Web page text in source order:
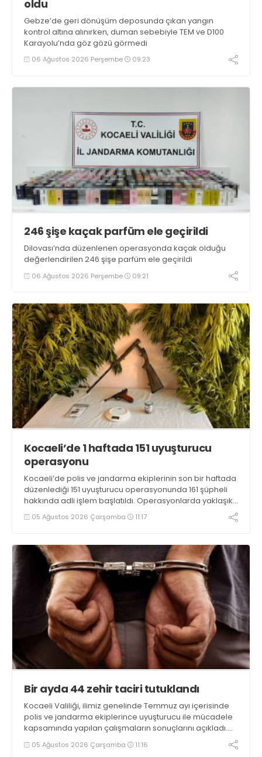
oldu
Gebze’de geri dönüşüm deposunda çıkan yangın
kontrol altına alınırken, duman sebebiyle TEM ve D100
Karayolu’nda göz gözü görmedi
06 Ağustos 2026 Perşembe 09:23
246 şişe kaçak parfüm ele geçirildi
Dilovası’nda düzenlenen operasyonda kaçak olduğu
değerlendirilen 246 şişe parfüm ele geçirildi
06 Ağustos 2026 Perşembe 09:21
Kocaeli’de 1 haftada 151 uyuşturucu
operasyonu
Kocaeli’de polis ve jandarma ekiplerinin son bir haftada
düzenlediği 151 uyuşturucu operasyonunda 161 şüpheli
hakkında adli işlem başlatıldı. Operasyonlarda yaklaşık
2 kilogram uyuşturucu madde ile 121 kök kenevir bitkisi
ele geçirilirken, 9 şüpheli tutuklandı
05 Ağustos 2026 Çarşamba 11:17
Bir ayda 44 zehir taciri tutuklandı
Kocaeli Valiliği, ilimiz genelinde Temmuz ayı içerisinde
polis ve jandarma ekiplerince uyuşturucu ile mücadele
kapsamında yapılan çalışmaların sonuçlarını açıkladı.
Çalışmalar sonucunda uyuşturucu ve uyarıcı madde
kullanan, ticaretini ve sevkiyatını yapan 44 şahıs
05 Ağustos 2026 Çarşamba 11:16